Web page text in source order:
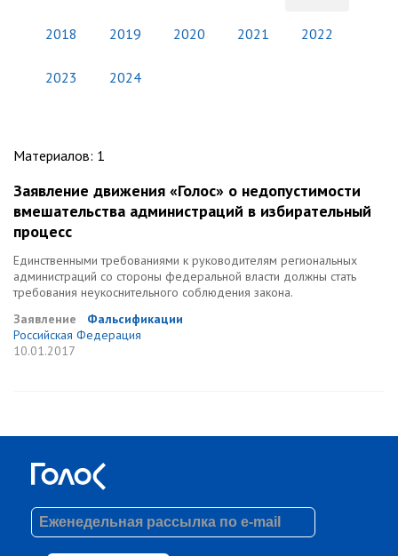
2018 2019 2020 2021 2022
2023 2024
Материалов: 1
Заявление движения «Голос» о недопустимости
вмешательства администраций в избирательный
процесс
Единственными требованиями к руководителям региональных
администраций со стороны федеральной власти должны стать
требования неукоснительного соблюдения закона.
Заявление
Фальсификации
Российская Федерация
10.01.2017